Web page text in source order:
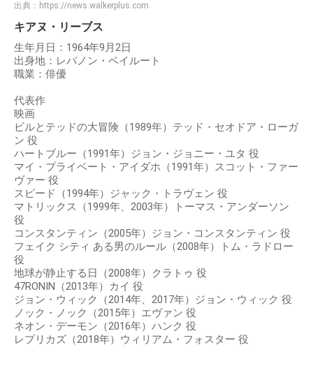
出典： https://news.walkerplus.com
キアヌ・リーブス
生年月日：1964年9月2日
出身地：レバノン・ベイルート
職業：俳優
代表作
映画
ビルとテッドの大冒険（1989年）テッド・セオドア・ローガ
ン 役
ハートブルー（1991年）ジョン・ジョニー・ユタ 役
マイ・プライベート・アイダホ（1991年）スコット・ファー
ヴァー 役
スピード（1994年）ジャック・トラヴェン 役
マトリックス（1999年、2003年）トーマス・アンダーソン
役
コンスタンティン（2005年）ジョン・コンスタンティン 役
フェイク シティ ある男のルール（2008年）トム・ラドロー
役
地球が静止する日（2008年）クラトゥ 役
47RONIN（2013年）カイ 役
ジョン・ウィック（2014年、2017年）ジョン・ウィック 役
ノック・ノック（2015年）エヴァン 役
ネオン・デーモン（2016年）ハンク 役
レプリカズ（2018年）ウィリアム・フォスター 役